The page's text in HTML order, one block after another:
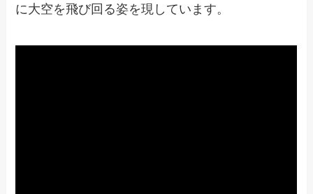
に大空を飛び回る姿を現しています。